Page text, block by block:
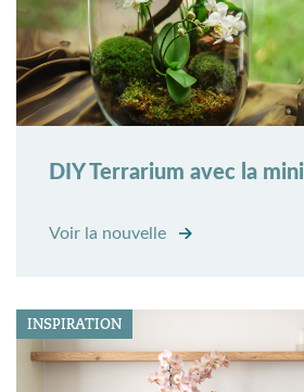
DIY Terrarium avec la
Voir la nouvelle
INSPIRATION